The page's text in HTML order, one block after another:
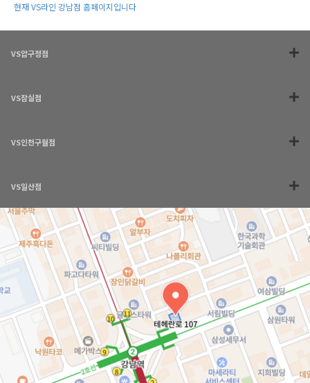
현재 VS라인 강남점 홈페이지입니다
VS압구정점
VS잠실점
VS인천구월점
VS일산점